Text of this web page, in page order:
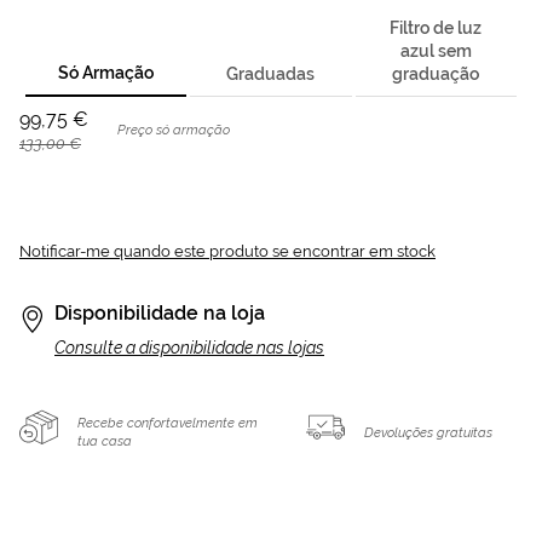
Só Armação
99,75 €
133,00 €
Preço só armação
Graduadas
Filtro de luz
azul sem
graduação
Notificar-me quando este produto se encontrar em stock
Disponibilidade na loja
Consulte a disponibilidade nas lojas
Recebe confortavelmente em
tua casa
Devoluções gratuitas